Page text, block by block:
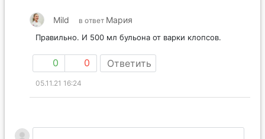
Mild в ответ Мария
Правильно. И 500 мл бульона от варки клопсов.
0 0 Ответить
05.11.21 16:24